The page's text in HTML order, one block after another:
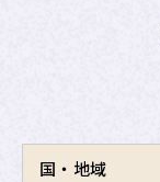
国・地域
危機管理